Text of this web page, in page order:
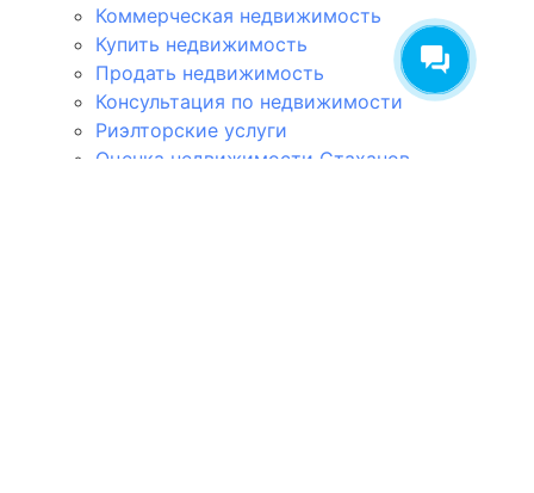
Коммерческая недвижимость
Купить недвижимость
Продать недвижимость
Консультация по недвижимости
Риэлторские услуги
Оценка недвижимости Стаханов